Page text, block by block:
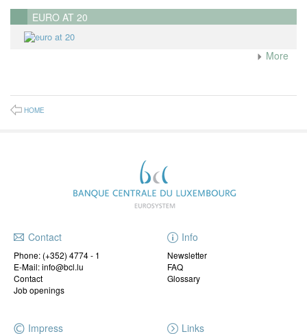
EURO AT 20
More
HOME
Contact
Phone: (+352) 4774 - 1
E-Mail: info@bcl.lu
Contact
Job openings
Info
Newsletter
FAQ
Glossary
Impress Links